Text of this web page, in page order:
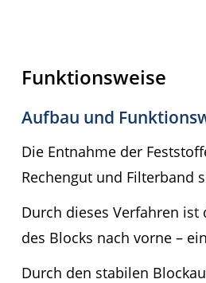
Funktionsweise
Aufbau und
Die Entnahme der
Rechengut und Filterband
Durch dieses Verfahren
des Blocks nach vorne –
Durch den stabilen